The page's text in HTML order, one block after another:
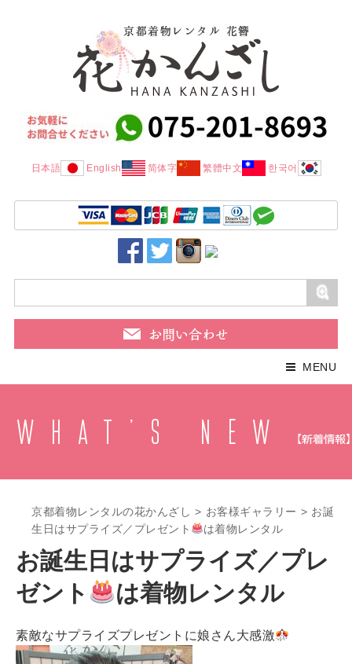
日本語 English 简体字 繁體中文 한국어
MENU
京都着物レンタルの花かんざし > お客様ギャラリー > お誕
生日はサプライズ／プレゼント
は着物レンタル
お誕生日はサプライズ／プレ
ゼント
は着物レンタル
素敵なサプライズプレゼントに娘さん大感激